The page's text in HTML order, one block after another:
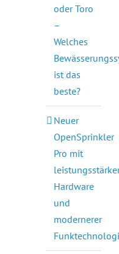
oder Toro
–
Welches
ist das
beste?
Neuer
OpenSprinkler
Pro mit
Hardware
und
modernerer